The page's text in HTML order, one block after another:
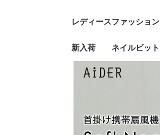
レディースファッション
新入荷 ネイルビット
セットビット